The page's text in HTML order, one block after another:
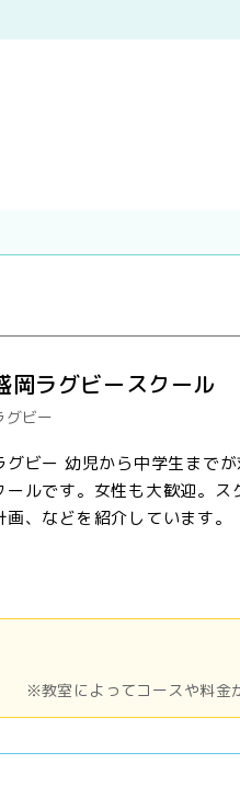
岡ラグビースクール
グビー
グビー 幼児から中学生まで
ールです。女性も大歓迎。ス
画、などを紹介しています。
※教室によってコースや料金